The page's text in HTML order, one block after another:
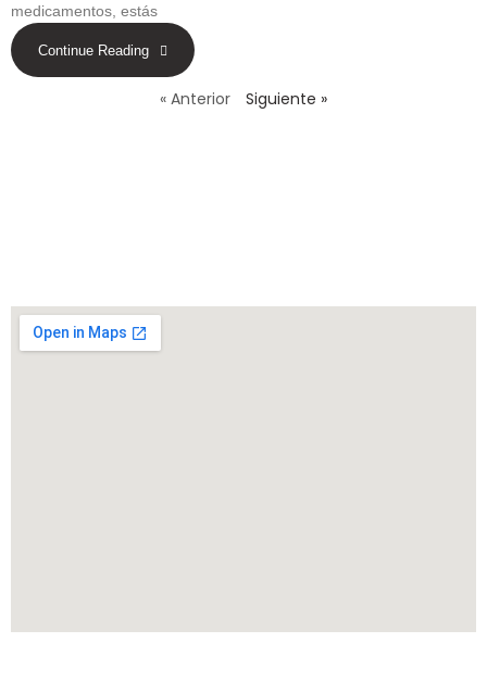
medicamentos, estás
Continue Reading
« Anterior Siguiente »